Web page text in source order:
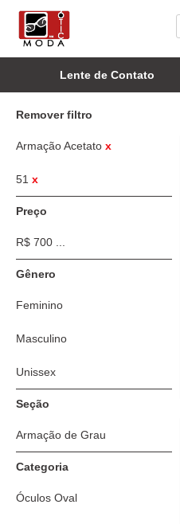
Lente de Contato
Remover filtro
Armação Acetato x
51 x
Preço
R$ 700 ...
Gênero
Feminino
Masculino
Unissex
Seção
Armação de Grau
Categoria
Óculos Oval